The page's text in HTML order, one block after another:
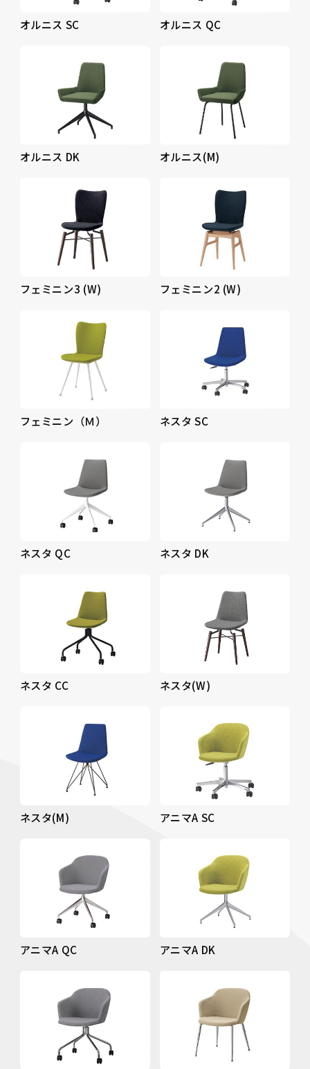
オルニス SC オルニス QC
オルニス DK オルニス(M)
フェミニン3 (W) フェミニン2 (W)
フェミニン（Ｍ） ネスタ SC
ネスタ QC ネスタ DK
ネスタ CC ネスタ(W)
ネスタ(M) アニマA SC
アニマA QC アニマA DK